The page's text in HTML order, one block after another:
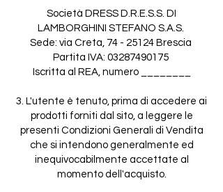
Società DRESS D.R.E.S.S. DI
LAMBORGHINI STEFANO S.A.S.
Sede: via Creta, 74 - 25124 Brescia
Partita IVA: 03287490175
Iscritta al REA, numero ________
3. L'utente è tenuto, prima di accedere ai
prodotti forniti dal sito, a leggere le
presenti Condizioni Generali di Vendita
che si intendono generalmente ed
inequivocabilmente accettate al
momento dell'acquisto.